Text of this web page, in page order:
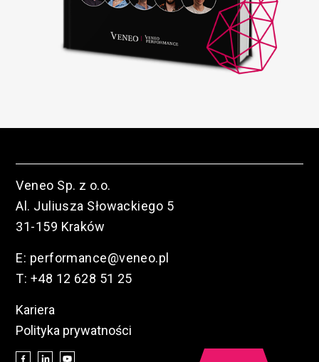
Veneo Sp. z o.o.
Al. Juliusza Słowackiego 5
31-159 Kraków
E: performance@veneo.pl
T: +48 12 628 51 25
Kariera
Polityka prywatności